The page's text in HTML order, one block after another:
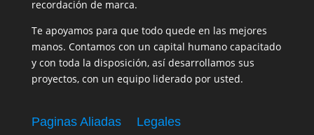
recordación de marca.
Te apoyamos para que todo quede en las mejores
manos. Contamos con un capital humano capacitado
y con toda la disposición, así desarrollamos sus
proyectos, con un equipo liderado por usted.
Paginas Aliadas Legales